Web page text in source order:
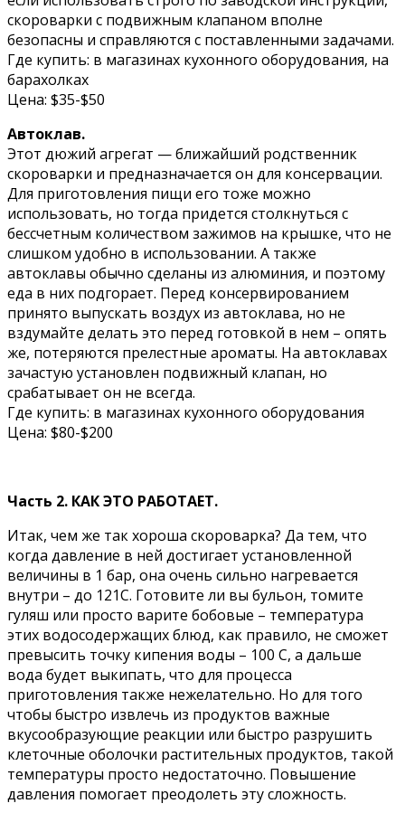
скороварки с подвижным клапаном вполне
безопасны и справляются с поставленными задачами.
Где купить: в магазинах кухонного оборудования, на
барахолках
Цена: $35-$50
Автоклав.
Этот дюжий агрегат — ближайший родственник
скороварки и предназначается он для консервации.
Для приготовления пищи его тоже можно
использовать, но тогда придется столкнуться с
бессчетным количеством зажимов на крышке, что не
слишком удобно в использовании. А также
автоклавы обычно сделаны из алюминия, и поэтому
еда в них подгорает. Перед консервированием
принято выпускать воздух из автоклава, но не
вздумайте делать это перед готовкой в нем – опять
же, потеряются прелестные ароматы. На автоклавах
зачастую установлен подвижный клапан, но
срабатывает он не всегда.
Где купить: в магазинах кухонного оборудования
Цена: $80-$200
Часть 2. КАК ЭТО РАБОТАЕТ.
Итак, чем же так хороша скороварка? Да тем, что
когда давление в ней достигает установленной
величины в 1 бар, она очень сильно нагревается
внутри – до 121С. Готовите ли вы бульон, томите
гуляш или просто варите бобовые – температура
этих водосодержащих блюд, как правило, не сможет
превысить точку кипения воды – 100 С, а дальше
вода будет выкипать, что для процесса
приготовления также нежелательно. Но для того
чтобы быстро извлечь из продуктов важные
вкусообразующие реакции или быстро разрушить
клеточные оболочки растительных продуктов, такой
температуры просто недостаточно. Повышение
давления помогает преодолеть эту сложность.